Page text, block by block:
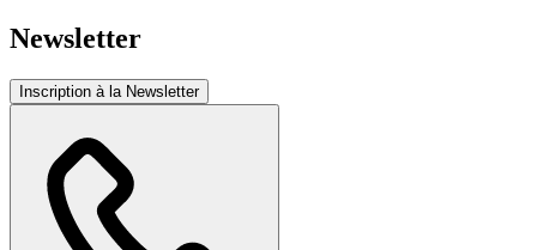
Newsletter
Inscription à la Newsletter